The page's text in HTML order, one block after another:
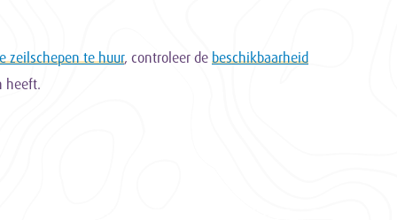
zeilschepen te huur, controleer de beschikbaarheid
heeft.